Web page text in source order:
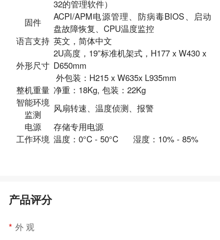
32的管理软件）
固件
ACPI/APM电源管理、防病毒BIOS、启动
盘故障恢复、CPU温度监控
语言支持 英文，简体中文
外形尺寸
2U高度，19”标准机架式，H177 x W430 x
D650mm
外包装：H215 x W635x L935mm
整机重量 净重：18Kg, 包装：22Kg
智能环境
监测
风扇转速、温度侦测、报警
电源
存储专用电源
工作环境 温度：0°C - 50°C 湿度：10% - 85%
产品评分
* 外 观